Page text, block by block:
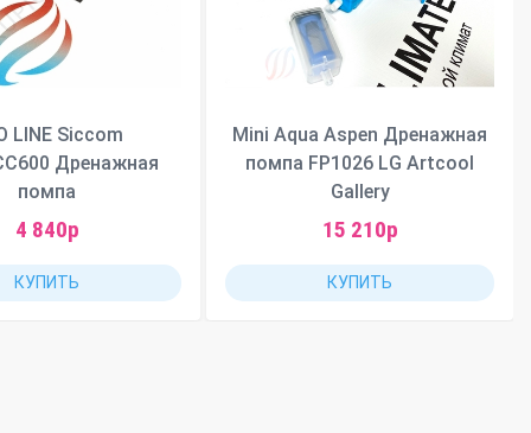
LINE Siccom
Дренажная
помпа
4 840р
КУПИТЬ
Mini Aqua Aspen Дренажная
помпа FP1026 LG Artcool
Gallery
15 210р
КУПИТЬ